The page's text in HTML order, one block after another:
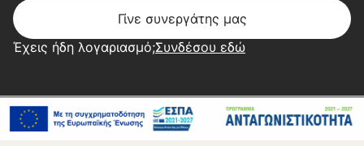
Γίνε συνεργάτης μας
Έχεις ήδη λογαριασμό;Συνδέσου εδώ
Copyright 2026 © Center Home | Created by